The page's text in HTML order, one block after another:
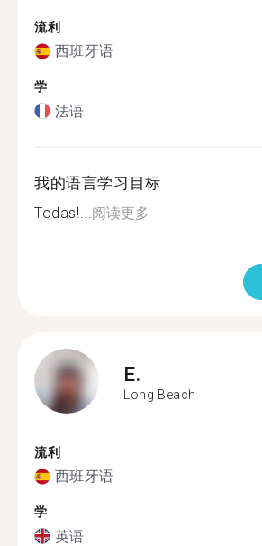
流利
西班牙语
学
法语
我的语言学习目标
Todas!... 阅读更多
E.
Long Beach
流利
西班牙语
学
英语